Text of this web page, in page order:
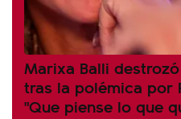
Marixa Balli
tras la polémica por
"Que piense lo que